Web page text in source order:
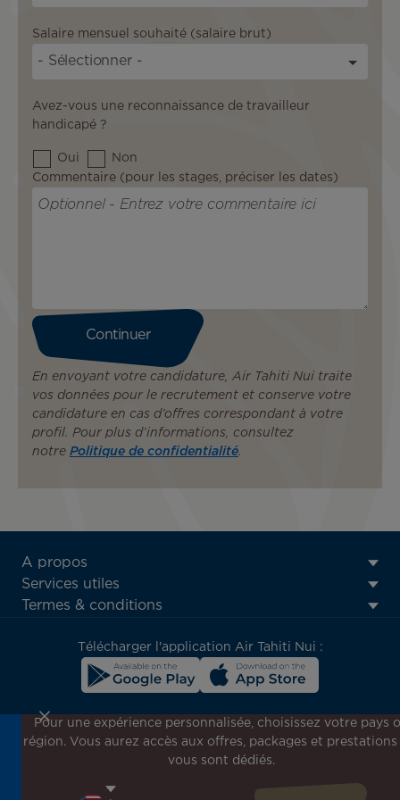
Salaire mensuel souhaité (salaire brut)
Avez-vous une reconnaissance de travailleur
handicapé ?
Oui
Non
Commentaire (pour les stages, préciser les dates)
En envoyant votre candidature, Air Tahiti Nui traite
vos données pour le recrutement et conserve votre
candidature en cas d’offres correspondant à votre
profil. Pour plus d’informations, consultez
notre Politique de confidentialité.
ATN:
Footer
menu
A propos
Services utiles
Termes & conditions
Télécharger l'application Air Tahiti Nui :
Inscrivez-vous à notre newsletter !
Recevez en avant-première toutes nos offres spéciales et
Pour une expérience personnalisée, choisissez votre pays
région. Vous aurez accès aux offres, packages et prestations
vous sont dédiés.